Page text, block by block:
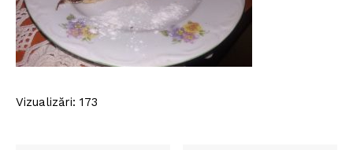
Vizualizări: 173